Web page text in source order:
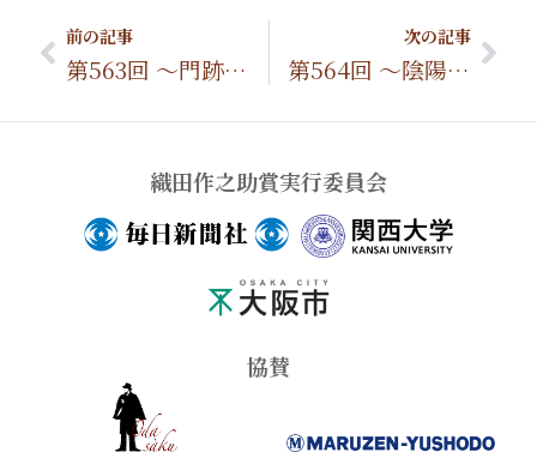
Prev
前の記事
第563回 ～門跡覚慶が新将軍となった矢島御所を訪ねる～
次の記事
第564回 ～陰陽師・安倍晴明が礼拝した泰山夫君を祀る赤山禅院～
織田作之助賞実行委員会
協賛